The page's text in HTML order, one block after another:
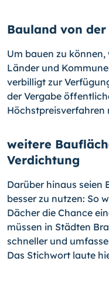
Bauland von
Um bauen zu
Länder und
verbilligt zur
der Vergabe
Höchstpreisverfahren
weitere
Verdichtung
Darüber hinaus seien
besser zu nutzen: So
Dächer die Chance
müssen in Städten
schneller und
Das Stichwort laute